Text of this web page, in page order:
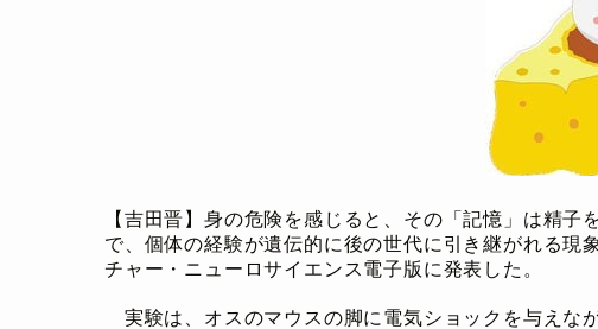
【吉田晋】身の危険を感じると、その「記憶」は精
で、個体の経験が遺伝的に後の世代に引き継がれる現
チャー・ニューロサイエンス電子版に発表した。
実験は、オスのマウスの脚に電気ショックを与えな